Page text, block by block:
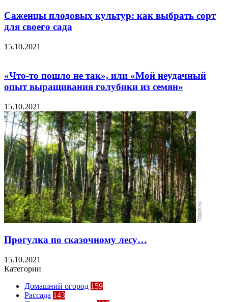
Саженцы плодовых культур: как выбрать сорт
для своего сада
15.10.2021
«Что-то пошло не так», или «Мой неудачный
опыт выращивания голубики из семян»
15.10.2021
Прогулка по сказочному лесу…
15.10.2021
Категории
Домашний огород 159
Рассада 143